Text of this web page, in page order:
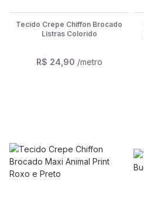
Tecido Crepe Chiffon Brocado
Listras Colorido
R$ 24,90 /metro